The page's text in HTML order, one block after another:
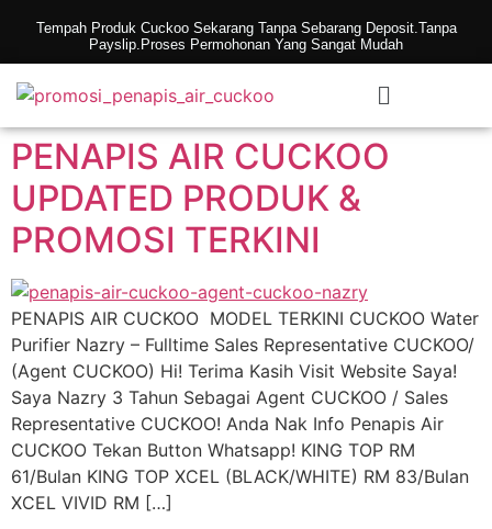
Tempah Produk Cuckoo Sekarang Tanpa Sebarang Deposit.Tanpa
Payslip.Proses Permohonan Yang Sangat Mudah
PENAPIS AIR CUCKOO
UPDATED PRODUK &
PROMOSI TERKINI
PENAPIS AIR CUCKOO MODEL TERKINI CUCKOO Water
Purifier Nazry – Fulltime Sales Representative CUCKOO/
(Agent CUCKOO) Hi! Terima Kasih Visit Website Saya!
Saya Nazry 3 Tahun Sebagai Agent CUCKOO / Sales
Representative CUCKOO! Anda Nak Info Penapis Air
CUCKOO Tekan Button Whatsapp! KING TOP RM
61/Bulan KING TOP XCEL (BLACK/WHITE) RM 83/Bulan
XCEL VIVID RM […]